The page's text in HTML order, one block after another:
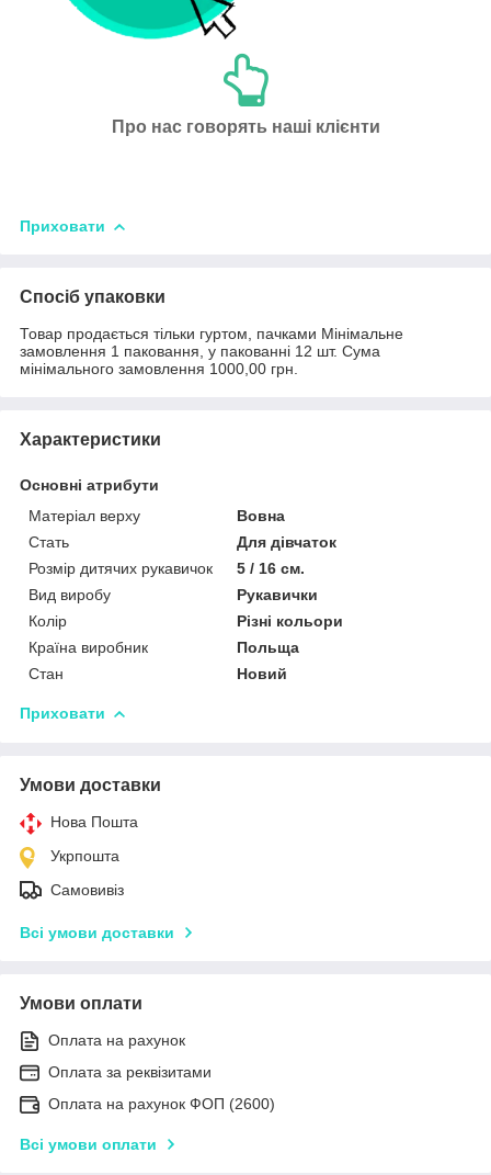
Про нас говорять наші клієнти
Приховати
Спосіб упаковки
Товар продається тільки гуртом, пачками Мінімальне
замовлення 1 паковання, у пакованні 12 шт. Сума
мінімального замовлення 1000,00 грн.
Характеристики
Основні атрибути
Матеріал верху
Вовна
Стать
Для дівчаток
Розмір дитячих рукавичок
5 / 16 см.
Вид виробу
Рукавички
Колір
Різні кольори
Країна виробник
Польща
Стан
Новий
Приховати
Умови доставки
Нова Пошта
Укрпошта
Самовивіз
Всі умови доставки
Умови оплати
Оплата на рахунок
Оплата за реквізитами
Оплата на рахунок ФОП (2600)
Всі умови оплати